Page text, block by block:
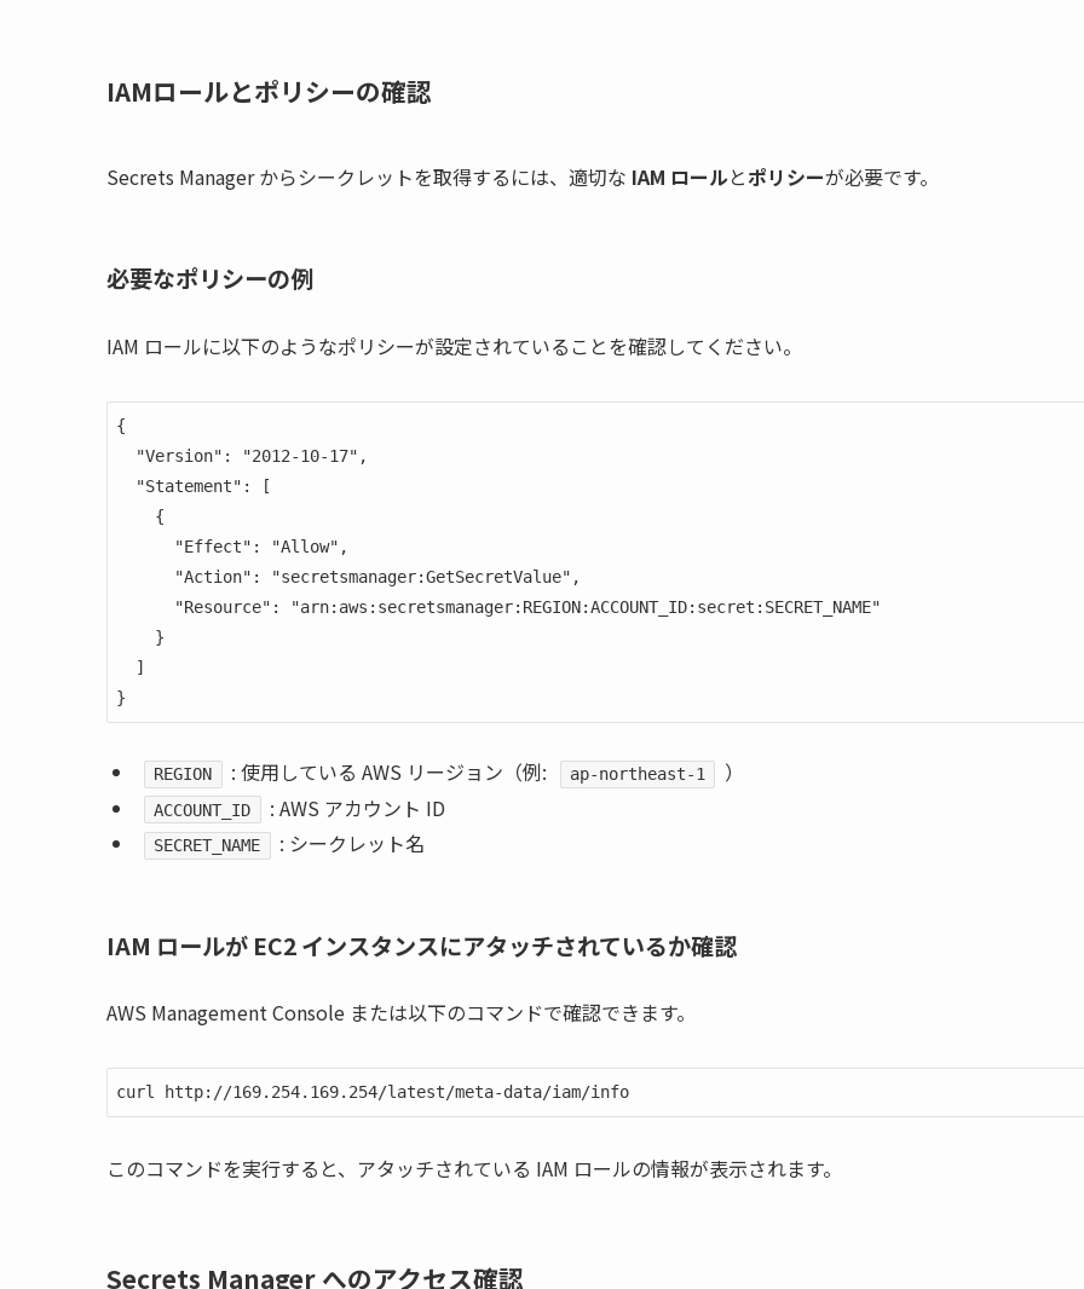
IAMロールとポリシーの確認
Secrets Manager からシークレットを取得するには、適切な IAM ロールとポリシーが必要です。
必要なポリシーの例
IAM ロールに以下のようなポリシーが設定されていることを確認してください。
{
}
REGION : 使用している AWS リージョン（例: ap-northeast-1 ）
ACCOUNT_ID : AWS アカウント ID
SECRET_NAME : シークレット名
IAM ロールが EC2 インスタンスにアタッチされているか確認
AWS Management Console または以下のコマンドで確認できます。
curl http://169.254.169.254/latest/meta-data/iam/info
このコマンドを実行すると、アタッチされている IAM ロールの情報が表示されます。
Secrets Manager へのアクセス確認